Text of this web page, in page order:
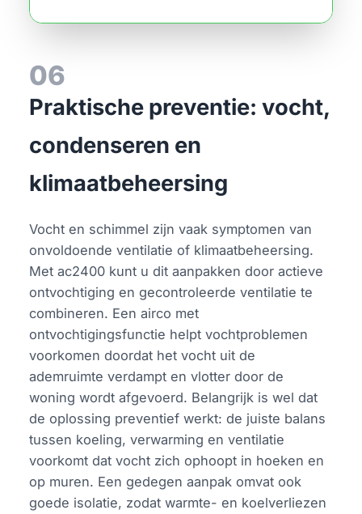
06
Praktische preventie: vocht,
condenseren en
klimaatbeheersing
Vocht en schimmel zijn vaak symptomen van
onvoldoende ventilatie of klimaatbeheersing.
Met ac2400 kunt u dit aanpakken door actieve
ontvochtiging en gecontroleerde ventilatie te
combineren. Een airco met
ontvochtigingsfunctie helpt vochtproblemen
voorkomen doordat het vocht uit de
ademruimte verdampt en vlotter door de
woning wordt afgevoerd. Belangrijk is wel dat
de oplossing preventief werkt: de juiste balans
tussen koeling, verwarming en ventilatie
voorkomt dat vocht zich ophoopt in hoeken en
op muren. Een gedegen aanpak omvat ook
goede isolatie, zodat warmte- en koelverliezen